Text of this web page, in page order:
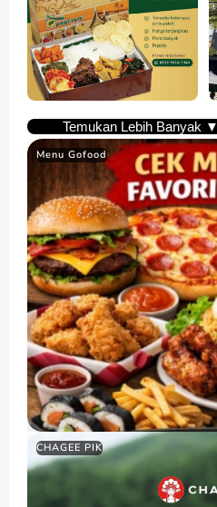
Temukan Lebih Banyak ▼
Menu Gofood
CHAGEE PIK